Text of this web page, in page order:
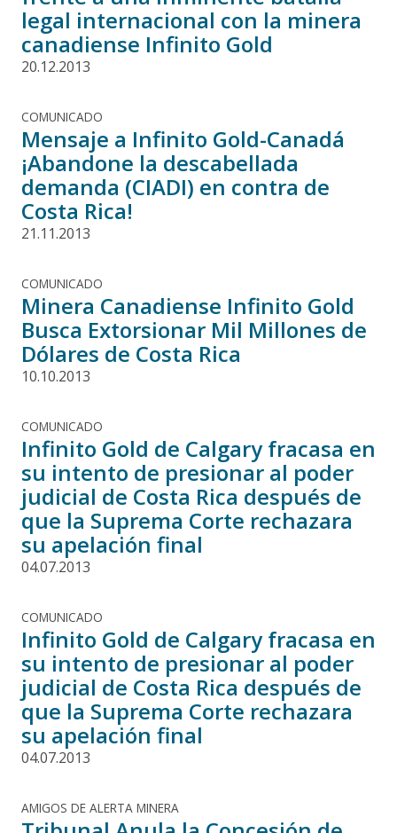
legal internacional con la minera
canadiense Infinito Gold
20.12.2013
COMUNICADO
Mensaje a Infinito Gold-Canadá
¡Abandone la descabellada
demanda (CIADI) en contra de
Costa Rica!
21.11.2013
COMUNICADO
Minera Canadiense Infinito Gold
Busca Extorsionar Mil Millones de
Dólares de Costa Rica
10.10.2013
COMUNICADO
Infinito Gold de Calgary fracasa en
su intento de presionar al poder
judicial de Costa Rica después de
que la Suprema Corte rechazara
su apelación final
04.07.2013
COMUNICADO
Infinito Gold de Calgary fracasa en
su intento de presionar al poder
judicial de Costa Rica después de
que la Suprema Corte rechazara
su apelación final
04.07.2013
AMIGOS DE ALERTA MINERA